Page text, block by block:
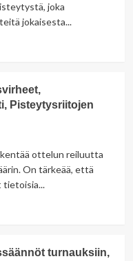
joka
jokaisesta...
Pisteytysriitojen
ottelun reiluutta
On tärkeää, että
tietoisia...
turnauksiin,